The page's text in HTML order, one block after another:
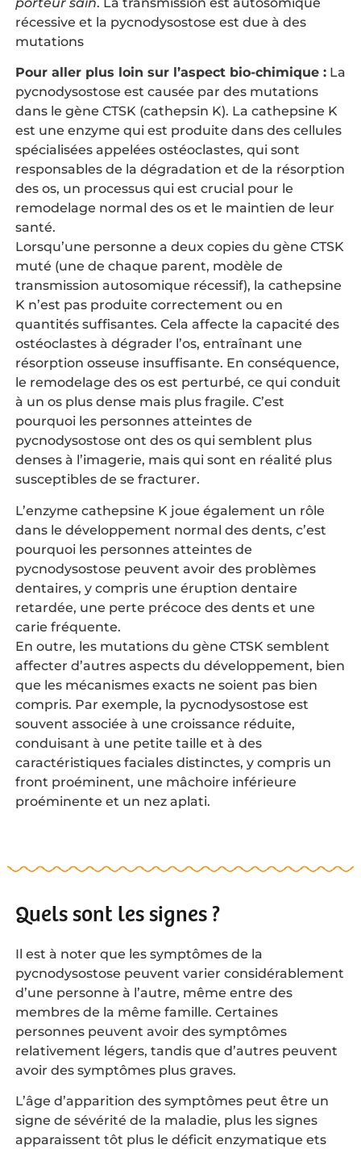
récessive et la pycnodysostose est due à des
mutations
Pour aller plus loin sur l’aspect bio-chimique :La
pycnodysostose est causée par des mutations
dans le gène CTSK (cathepsin K). La cathepsine K
est une enzyme qui est produite dans des cellules
spécialisées appelées ostéoclastes, qui sont
responsables de la dégradation et de la résorption
des os, un processus qui est crucial pour le
remodelage normal des os et le maintien de leur
santé.
Lorsqu’une personne a deux copies du gène CTSK
muté (une de chaque parent, modèle de
transmission autosomique récessif), la cathepsine
K n’est pas produite correctement ou en
quantités suffisantes. Cela affecte la capacité des
ostéoclastes à dégrader l’os, entraînant une
résorption osseuse insuffisante. En conséquence,
le remodelage des os est perturbé, ce qui conduit
à un os plus dense mais plus fragile. C’est
pourquoi les personnes atteintes de
pycnodysostose ont des os qui semblent plus
denses à l’imagerie, mais qui sont en réalité plus
susceptibles de se fracturer.
L’enzyme cathepsine K joue également un rôle
dans le développement normal des dents, c’est
pourquoi les personnes atteintes de
pycnodysostose peuvent avoir des problèmes
dentaires, y compris une éruption dentaire
retardée, une perte précoce des dents et une
carie fréquente.
En outre, les mutations du gène CTSK semblent
affecter d’autres aspects du développement, bien
que les mécanismes exacts ne soient pas bien
compris. Par exemple, la pycnodysostose est
souvent associée à une croissance réduite,
conduisant à une petite taille et à des
caractéristiques faciales distinctes, y compris un
front proéminent, une mâchoire inférieure
proéminente et un nez aplati.
Quels sont les signes ?
Il est à noter que les symptômes de la
pycnodysostose peuvent varier considérablement
d’une personne à l’autre, même entre des
membres de la même famille. Certaines
personnes peuvent avoir des symptômes
relativement légers, tandis que d’autres peuvent
avoir des symptômes plus graves.
L’âge d’apparition des symptômes peut être un
signe de sévérité de la maladie, plus les signes
apparaissent tôt plus le déficit enzymatique ets